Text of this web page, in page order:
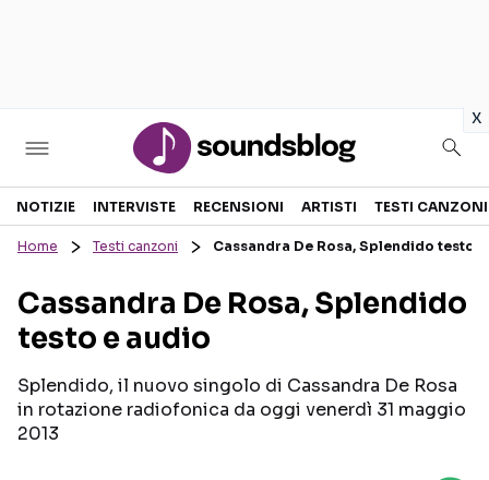
x
Sezioni
RECENSIONI MUSICALI
INTERVISTE
GOSSIP E CURIOSITÀ
TESTI CANZONI
TALENT SHOW
NOTIZIE INTERVISTE RECENSIONI ARTISTI TESTI CANZONI
Home Testi canzoni Cassandra De Rosa, Splendido testo
Cassandra De Rosa, Splendido
testo e audio
Splendido, il nuovo singolo di Cassandra De Rosa
in rotazione radiofonica da oggi venerdì 31 maggio
2013